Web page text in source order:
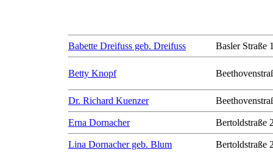
Babette Dreifuss geb. Dreifuss Basler Straße
Betty Knopf
Dr. Richard Kuenzer
Erna Dornacher Bertoldstraße
Lina Dornacher geb. Blum Bertoldstraße